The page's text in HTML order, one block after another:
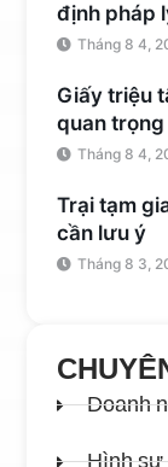
định pháp
Tháng 8 4,
Giấy triệu
quan
Tháng 8 4,
Trại tạm
cần lưu ý
Tháng 8 3,
Doanh
Hình sự